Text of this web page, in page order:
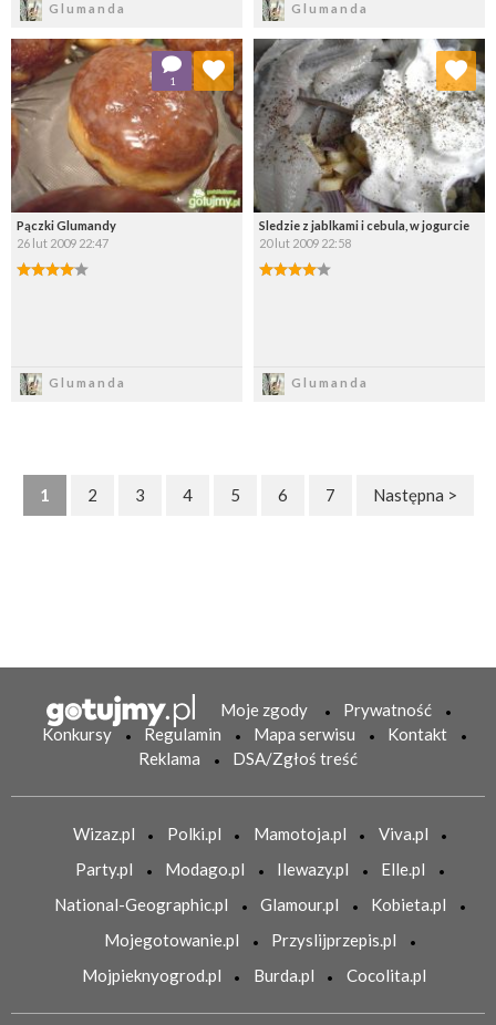
Glumanda Glumanda
Pączki Glumandy
26 lut 2009 22:47
Glumanda
1
Dodaj do ulubionych
Wybierz listę:
Sledzie z jablkami i cebula, w jogurcie
20 lut 2009 22:58
Glumanda
Dodaj do ulubionych
Wybierz listę:
1 2 3 4 5 6 7 Następna >
Moje zgody
Prywatność
Konkursy
Regulamin Mapa serwisu
Kontakt
Reklama
DSA/Zgłoś treść
Wizaz.pl Polki.pl Mamotoja.pl
Viva.pl
Party.pl
Modago.pl Ilewazy.pl
Elle.pl
National-Geographic.pl
Glamour.pl
Kobieta.pl
Mojegotowanie.pl
Przyslijprzepis.pl
Mojpieknyogrod.pl
Burda.pl Cocolita.pl